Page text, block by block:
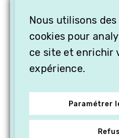
Nous utilisons
cookies pour
ce site et enrichir
expérience.
Paramétrer
OFFREZ LA
CADEAU,
PROCHES À